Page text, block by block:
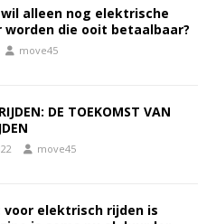
alleen nog elektrische
worden die ooit betaalbaar?
move45
DE TOEKOMST VAN
move45
voor elektrisch rijden is